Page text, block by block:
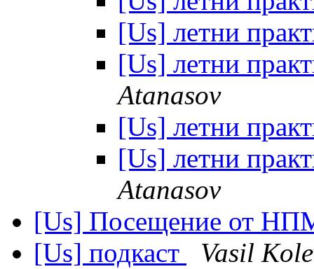
[Us] летни
[Us] летни
Atanasov
[Us] летни
[Us] летни
Atanasov
[Us] Посещение от
[Us] подкаст
Vasil